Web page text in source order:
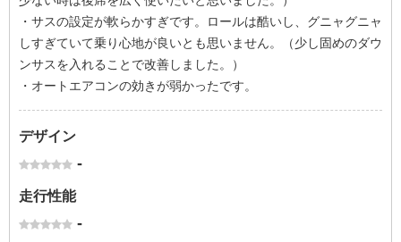
・サスの設定が軟らかすぎです。ロールは酷いし、グニャグニャ
しすぎていて乗り心地が良いとも思いません。（少し固めのダウ
ンサスを入れることで改善しました。）
・オートエアコンの効きが弱かったです。
デザイン
-
走行性能
-